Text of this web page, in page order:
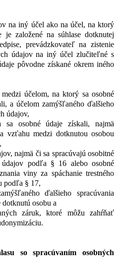
na iný účel ako na účel, na ktorý
založené na súhlase dotknutej
prevádzkovateľ na zistenie
údajov na iný účel zlučiteľné s
pôvodne získané okrem iného
účelom, na ktorý sa osobné
a účelom zamýšľaného ďalšieho
údajov,
sa osobné údaje získali, najmä
vzťahu medzi dotknutou osobou
najmä či sa spracúvajú osobitné
údajov podľa § 16 alebo osobné
viny za spáchanie trestného
podľa § 17,
ďalšieho spracúvania
osobu a
záruk, ktoré môžu zahŕňať
so spracúvaním osobných